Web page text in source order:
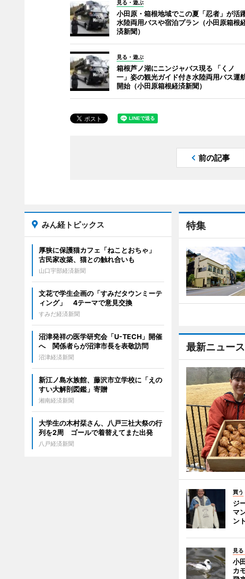
見る・遊ぶ
小田原・箱根地域でこの夏「忍者」が活
水陸両用バスや宿泊プラン（小田原箱根
済新聞）
見る・遊ぶ
箱根芦ノ湖にニンジャバス現る 「くノ
一」姿の観光ガイド付き水陸両用バス運
開始（小田原箱根経済新聞）
前の記事
特集
最新ニュース
買う
ジ
マ
ント
見
小
カ
みん経トピックス
厚狭に保護猫カフェ「ねことおちゃ」
古民家改築、猫との触れ合いも
山口宇部経済新聞
文花で学生企画の「すみだタウンミーテ
ィング」 4テーマで意見交換
すみだ経済新聞
沼津発祥の医学研究会「U-TECH」開催
へ 関係者らが沼津市長を表敬訪問
沼津経済新聞
新江ノ島水族館、藤沢市立学校に「えの
すい大解剖図鑑」寄贈
湘南経済新聞
大学生の木村栞さん、八戸三社大祭の行
列を2周 ゴールで着替えてまた出発
八戸経済新聞